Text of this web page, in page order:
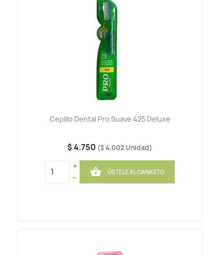
Cepillo Dental Pro Suave 425 Deluxe
$ 4.750 ($ 4.002 Unidad)
+
-
 ÚSTELE AL CANASTO